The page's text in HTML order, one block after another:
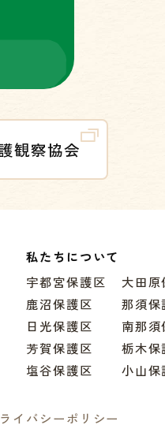
観察協会
私たちについて
宇都宮保護区
鹿沼保護区
日光保護区
芳賀保護区
塩谷保護区
大田
那須保
南那
栃木保
小山保
イバシーポリシー